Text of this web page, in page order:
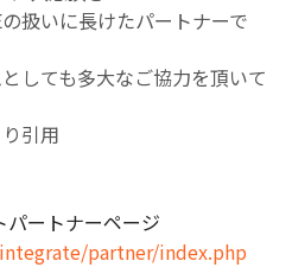
0346
扱いに長けたパートナーで
しても多大なご協力を頂いて
引用
ートナーページ
partner/index.php